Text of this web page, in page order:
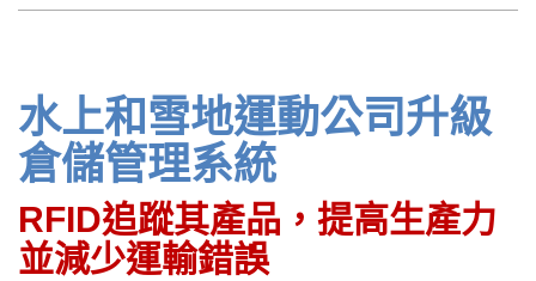
水上和雪地運動公司升級
倉儲管理系統
RFID追蹤其產品，提高生產力
並減少運輸錯誤